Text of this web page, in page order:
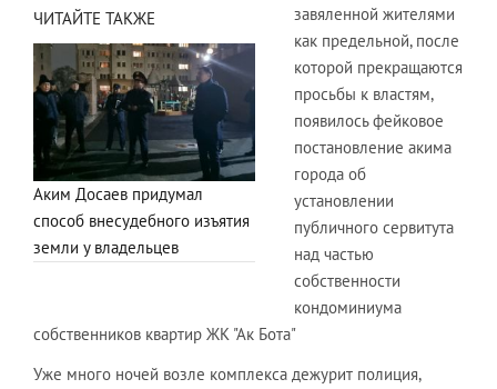
ЧИТАЙТЕ ТАКЖЕ
Аким Досаев придумал
способ внесудебного изъятия
земли у владельцев
завяленной жителями
как предельной, после
которой прекращаются
просьбы к властям,
появилось фейковое
постановление акима
города об
установлении
публичного сервитута
над частью
собственности
кондоминиума
собственников квартир ЖК "Ак Бота"
Уже много ночей возле комплекса дежурит полиция,